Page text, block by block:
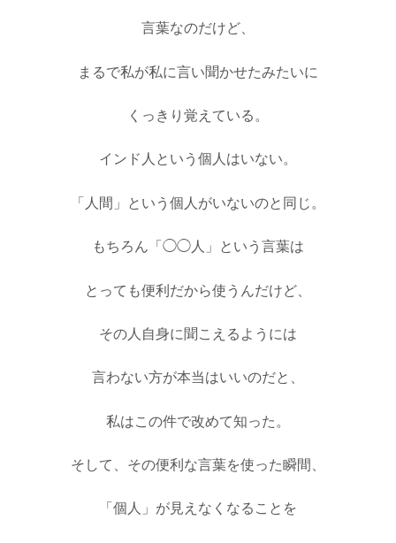
言葉なのだけど、
まるで私が私に言い聞かせたみたいに
くっきり覚えている。
インド人という個人はいない。
「人間」という個人がいないのと同じ。
もちろん「◯◯人」という言葉は
とっても便利だから使うんだけど、
その人自身に聞こえるようには
言わない方が本当はいいのだと、
私はこの件で改めて知った。
そして、その便利な言葉を使った瞬間、
「個人」が見えなくなることを